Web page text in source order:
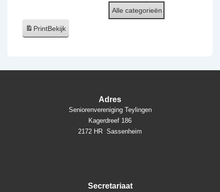
in
Warmond
Alle categorieën
PrintBekijk
Adres
Seniorenvereniging Teylingen
Kagerdreef 186
2172 HR Sassenheim
Secretariaat